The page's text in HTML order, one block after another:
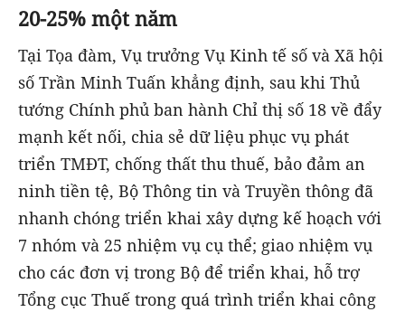
20-25% một năm
Tại Tọa đàm, Vụ trưởng Vụ Kinh tế số và Xã hội
số Trần Minh Tuấn khẳng định, sau khi Thủ
tướng Chính phủ ban hành Chỉ thị số 18 về đẩy
mạnh kết nối, chia sẻ dữ liệu phục vụ phát
triển TMĐT, chống thất thu thuế, bảo đảm an
ninh tiền tệ, Bộ Thông tin và Truyền thông đã
nhanh chóng triển khai xây dựng kế hoạch với
7 nhóm và 25 nhiệm vụ cụ thể; giao nhiệm vụ
cho các đơn vị trong Bộ để triển khai, hỗ trợ
Tổng cục Thuế trong quá trình triển khai công